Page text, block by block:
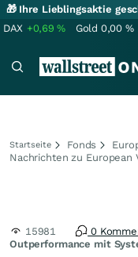
🎁 Ihre Lieblingsaktie
DAX +0,69% Gold 0,00 %
Startseite Fonds
Nachrichten zu European
Outperformance mit
15981 0